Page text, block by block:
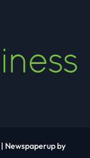
| Newspaperup by